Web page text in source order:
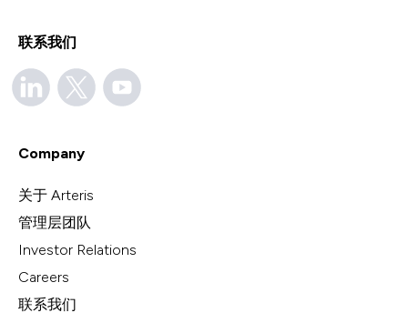
联系我们
Company
关于 Arteris
管理层团队
Investor Relations
Careers
联系我们